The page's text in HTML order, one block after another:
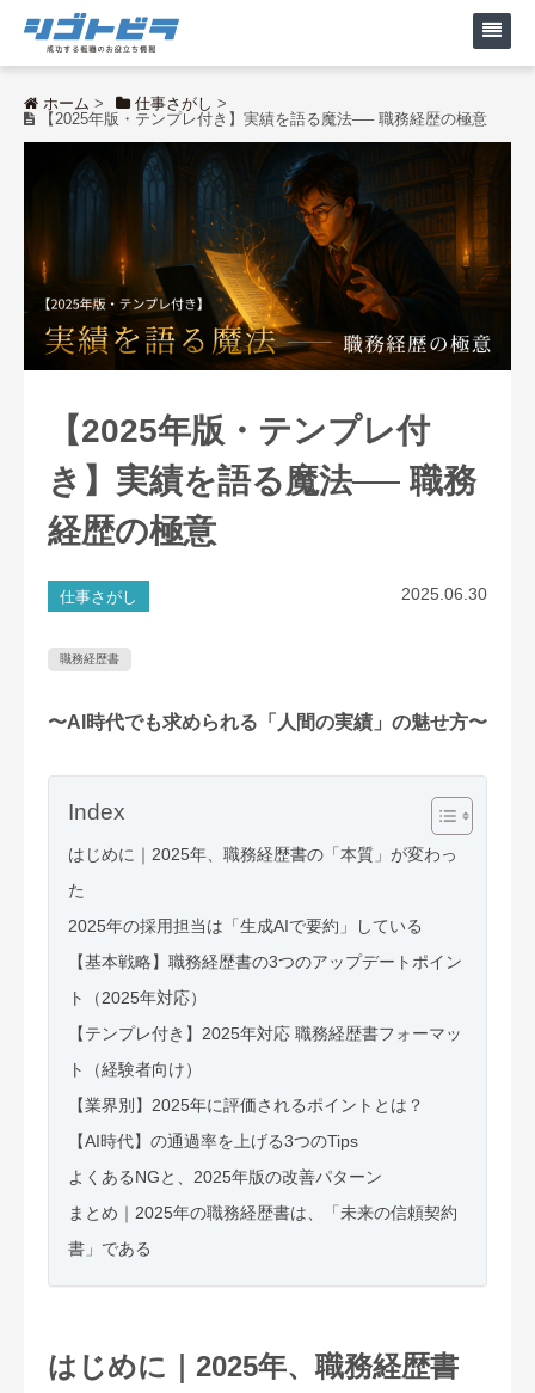
ホーム > 仕事さがし >
【2025年版・テンプレ付き】実績を語る魔法── 職務経歴の極意
【2025年版・テンプレ付
き】実績を語る魔法── 職務
経歴の極意
仕事さがし 2025.06.30
職務経歴書
〜AI時代でも求められる「人間の実績」の魅せ方〜
Index
はじめに｜2025年、職務経歴書の「本質」が変わっ
た
2025年の採用担当は「生成AIで要約」している
【基本戦略】職務経歴書の3つのアップデートポイン
ト（2025年対応）
【テンプレ付き】2025年対応 職務経歴書フォーマッ
ト（経験者向け）
【業界別】2025年に評価されるポイントとは？
【AI時代】の通過率を上げる3つのTips
よくあるNGと、2025年版の改善パターン
まとめ｜2025年の職務経歴書は、「未来の信頼契約
書」である
はじめに｜2025年、職務経歴書